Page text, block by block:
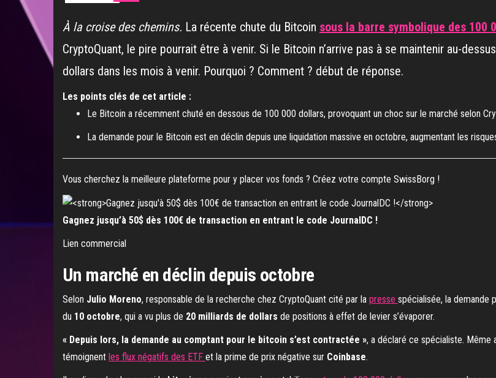
À la croise des chemins. La récente chute du Bitcoin sous la barre symbolique des 100
CryptoQuant, le pire pourrait être à venir. Si le Bitcoin n’arrive pas à se maintenir au-
dollars dans les mois à venir. Pourquoi ? Comment ? début de réponse.
Les points clés de cet article :
Le Bitcoin a récemment chuté en dessous de 100 000 dollars, provoquant un choc sur le marché selon
La demande pour le Bitcoin est en déclin depuis une liquidation massive en octobre, augmentant les
Vous cherchez la meilleure plateforme pour y placer vos fonds ? Créez votre compte SwissBorg !
Gagnez jusqu’à 50$ dès 100€ de transaction en entrant le code JournalDC !
Lien commercial
Un marché en déclin depuis octobre
Selon Julio Moreno, responsable de la recherche chez CryptoQuant cité par la presse spécialisée, la demande
du 10 octobre, qui a vu plus de 20 milliards de dollars de positions à effet de levier s’évaporer.
« Depuis lors, la demande au comptant pour le bitcoin s’est contractée », a déclaré ce spécialiste. Même
témoignent les flux négatifs des ETF et la prime de prix négative sur Coinbase.